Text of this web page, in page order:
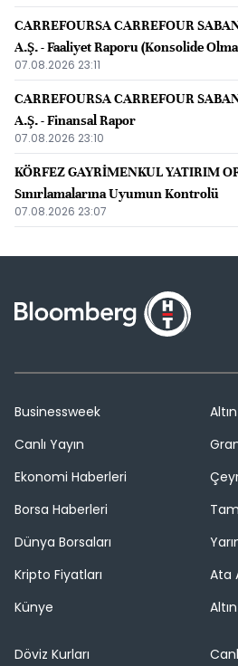
CARREFOURSA CARREFOUR
A.Ş. - Faaliyet Raporu (Konsolide
07.08.2026 23:11
CARREFOURSA CARREFOUR
A.Ş. - Finansal Rapor
07.08.2026 23:10
KÖRFEZ GAYRİMENKUL YATIRIM
Sınırlamalarına Uyumun Kontrolü
07.08.2026 23:07
Businessweek
Canlı Yayın
Ekonomi Haberleri
Borsa Haberleri
Dünya Borsaları
Kripto Fiyatları
Künye
Ata
Döviz Kurları